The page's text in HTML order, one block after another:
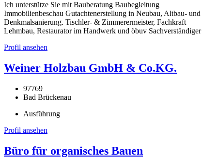
Ich unterstütze Sie mit Bauberatung Baubegleitung
Immobilienbeschau Gutachtenerstellung in Neubau, Altbau- und
Denkmalsanierung. Tischler- & Zimmerermeister, Fachkraft
Lehmbau, Restaurator im Handwerk und öbuv Sachverständiger
Profil ansehen
Weiner Holzbau GmbH & Co.KG.
97769
Bad Brückenau
Ausführung
Profil ansehen
Büro für organisches Bauen